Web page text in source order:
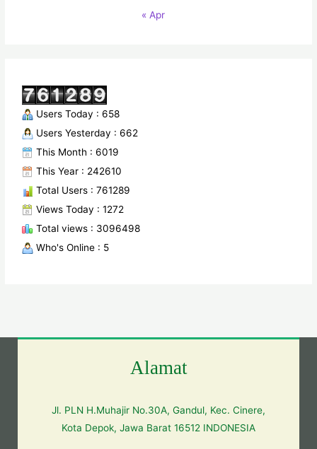
« Apr
Users Today : 658
Users Yesterday : 662
This Month : 6019
This Year : 242610
Total Users : 761289
Views Today : 1272
Total views : 3096498
Who's Online : 5
Alamat
Jl. PLN H.Muhajir No.30A, Gandul, Kec. Cinere,
Kota Depok, Jawa Barat 16512 INDONESIA